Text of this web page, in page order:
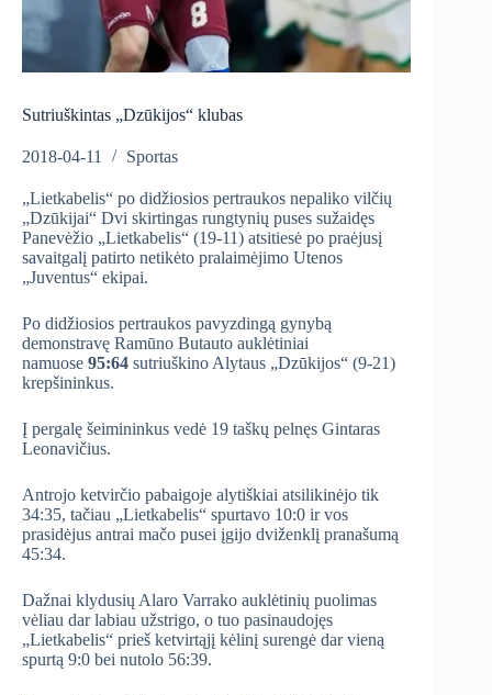
Sutriuškintas „Dzūkijos“ klubas
2018-04-11 Sportas
„Lietkabelis“ po didžiosios pertraukos nepaliko vilčių
„Dzūkijai“ Dvi skirtingas rungtynių puses sužaidęs
Panevėžio „Lietkabelis“ (19-11) atsitiesė po praėjusį
savaitgalį patirto netikėto pralaimėjimo Utenos
„Juventus“ ekipai.
Po didžiosios pertraukos pavyzdingą gynybą
demonstravę Ramūno Butauto auklėtiniai
namuose 95:64 sutriuškino Alytaus „Dzūkijos“ (9-21)
krepšininkus.
Į pergalę šeimininkus vedė 19 taškų pelnęs Gintaras
Leonavičius.
Antrojo ketvirčio pabaigoje alytiškiai atsilikinėjo tik
34:35, tačiau „Lietkabelis“ spurtavo 10:0 ir vos
prasidėjus antrai mačo pusei įgijo dviženklį pranašumą
45:34.
Dažnai klydusių Alaro Varrako auklėtinių puolimas
vėliau dar labiau užstrigo, o tuo pasinaudojęs
„Lietkabelis“ prieš ketvirtąjį kėlinį surengė dar vieną
spurtą 9:0 bei nutolo 56:39.